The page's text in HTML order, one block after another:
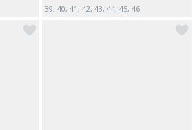
39, 40, 41, 42, 43, 44, 45, 46